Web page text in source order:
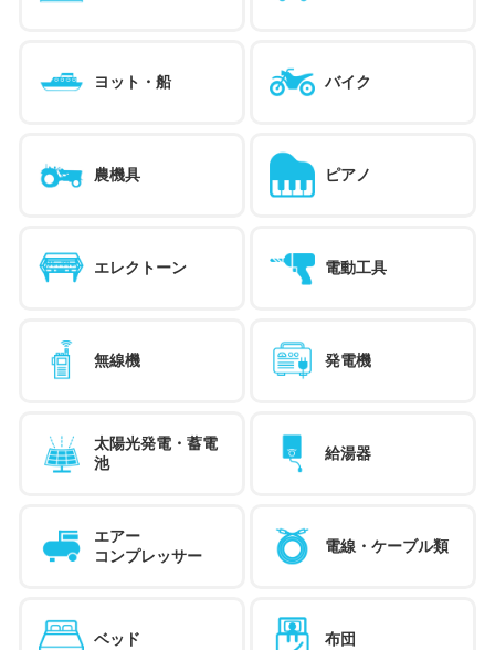
ヨット・船 バイク
農機具 ピアノ
エレクトーン 電動工具
無線機 発電機
太陽光発電・蓄電
池
給湯器
エアー
コンプレッサー
電線・ケーブル類
ベッド 布団